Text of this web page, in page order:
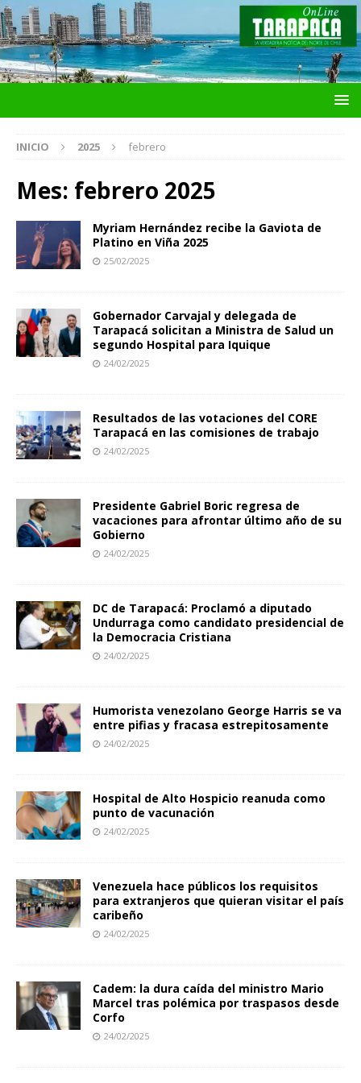
INICIO 2025 febrero
Mes: febrero 2025
Myriam Hernández recibe la Gaviota de
Platino en Viña 2025
25/02/2025
Gobernador Carvajal y delegada de
Tarapacá solicitan a Ministra de Salud un
segundo Hospital para Iquique
24/02/2025
Resultados de las votaciones del CORE
Tarapacá en las comisiones de trabajo
24/02/2025
Presidente Gabriel Boric regresa de
vacaciones para afrontar último año de su
Gobierno
24/02/2025
DC de Tarapacá: Proclamó a diputado
Undurraga como candidato presidencial de
la Democracia Cristiana
24/02/2025
Humorista venezolano George Harris se va
entre pifias y fracasa estrepitosamente
24/02/2025
Hospital de Alto Hospicio reanuda como
punto de vacunación
24/02/2025
Venezuela hace públicos los requisitos
para extranjeros que quieran visitar el país
caribeño
24/02/2025
Cadem: la dura caída del ministro Mario
Marcel tras polémica por traspasos desde
Corfo
24/02/2025